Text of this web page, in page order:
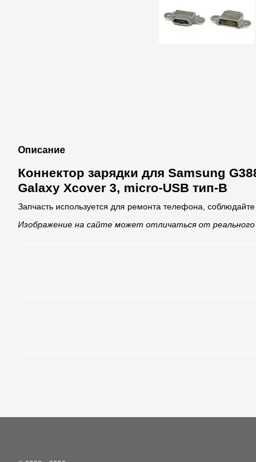
Описание
Коннектор зарядки для Samsung
Galaxy Xcover 3, micro-USB тип-B
Запчасть используется для ремонта телефона, соблюдайте
Изображение на сайте может отличаться от реального